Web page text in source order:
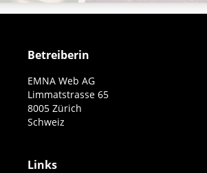
Betreiberin
EMNA Web AG
Limmatstrasse 65
8005 Zürich
Schweiz
Links